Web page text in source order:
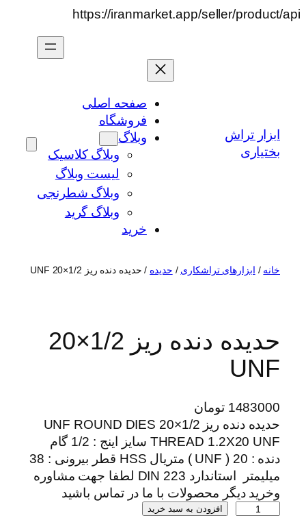
https://iranmarket.app/seller/product/apiرفتن
محتوا
ابزار تراش
بختیاری
صفحه اصلی
فروشگاه
وبلاگ
وبلاگ کلاسیک
لیست وبلاگ
وبلاگ شطرنجی
وبلاگ گرید
خرید
خانه / ابزارهای تراشکاری / حدیده / حدیده دنده ریز 1/2×20 UNF
حدیده دنده ریز 1/2×20
UNF
1483000 تومان
حدیده دنده ریز 1/2×20 UNF ROUND DIES
THREAD 1.2X20 UNF سایز اینج : 1/2 گام
دنده : 20 ( UNF ) متریال HSS قطر بیرونی : 38
میلیمتر استاندارد DIN 223 لطفا جهت مشاوره
وخرید دیگر محصولات با ما در تماس باشید
افزودن به سبد خرید